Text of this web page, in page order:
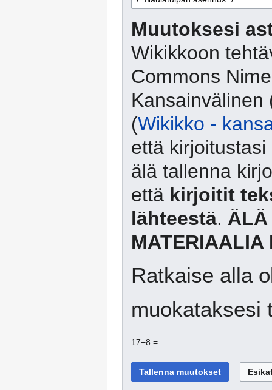
Muutoksesi
Wikikkoon
Commons
Kansainvälinen
(Wikikko -
että
älä tallenna
että kirjoitit
lähteestä. ÄLÄ
MATERIAALIA
Ratkaise alla
muokataksesi
17−8 =